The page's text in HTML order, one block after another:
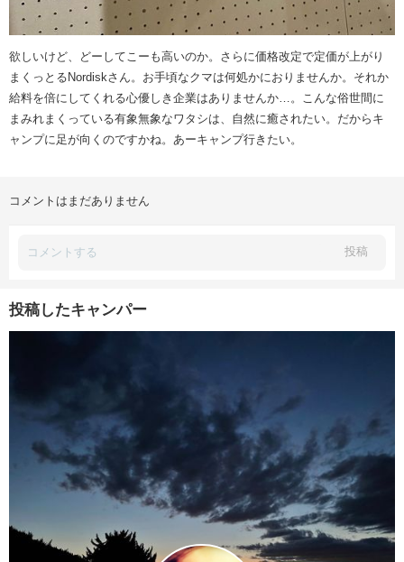
欲しいけど、どーしてこーも高いのか。さらに価格改定で定価が上がり
まくっとるNordiskさん。お手頃なクマは何処かにおりませんか。それか
給料を倍にしてくれる心優しき企業はありませんか…。こんな俗世間に
まみれまくっている有象無象なワタシは、自然に癒されたい。だからキ
ャンプに足が向くのですかね。あーキャンプ行きたい。
コメントはまだありません
投稿
投稿したキャンパー